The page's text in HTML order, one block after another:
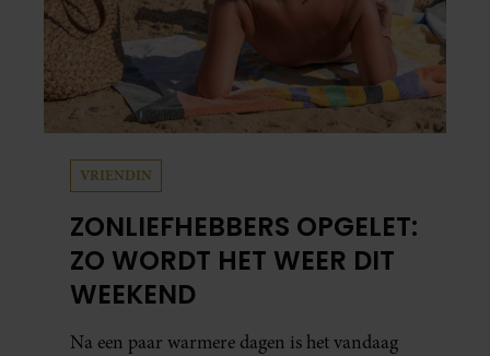
VRIENDIN
ZONLIEFHEBBERS OPGELET:
ZO WORDT HET WEER DIT
WEEKEND
Na een paar warmere dagen is het vandaag